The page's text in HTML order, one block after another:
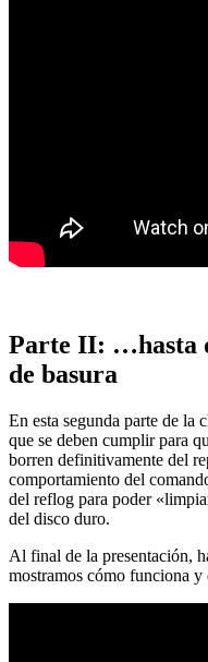
Parte II: …hasta
de basura
En esta segunda parte de la
que se deben cumplir para
borren definitivamente del
comportamiento del
del reflog para poder
del disco duro.
Al final de la presentación,
mostramos cómo funciona